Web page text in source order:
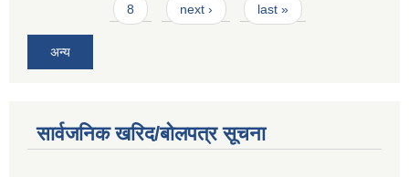
8 next › last »
अन्य
सार्वजनिक खरिद/बोलपत्र सूचना